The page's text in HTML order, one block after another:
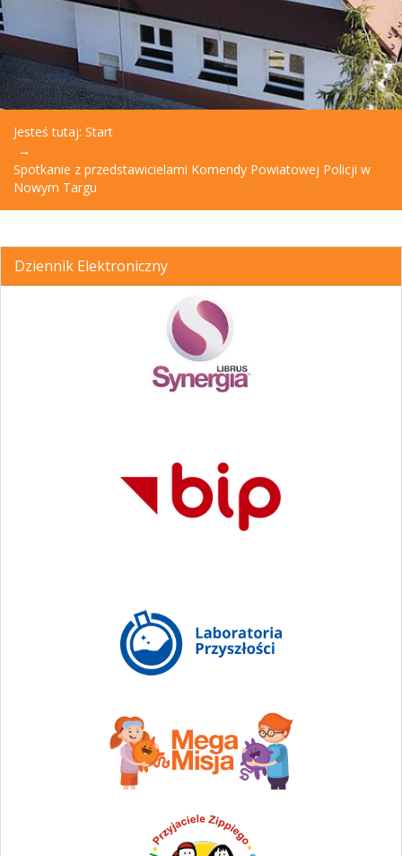
Jesteś tutaj: Start
Spotkanie z przedstawicielami Komendy Powiatowej Policji w
Nowym Targu
Dziennik Elektroniczny